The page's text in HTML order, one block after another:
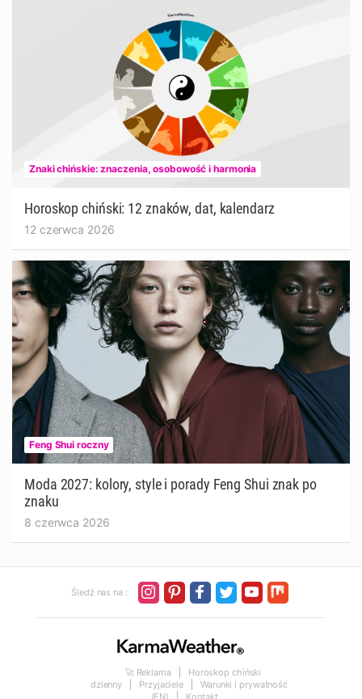
Znaki chińskie: znaczenia, osobowość i harmonia
Horoskop chiński: 12 znaków, dat, kalendarz
12 czerwca 2026
Feng Shui roczny
Moda 2027: kolory, style i porady Feng Shui znak po
znaku
8 czerwca 2026
Śledź nas na :
🚀 Reklama
Horoskop chiński
dzienny
Przyjaciele
Warunki i prywatność
(EN)
Kontakt